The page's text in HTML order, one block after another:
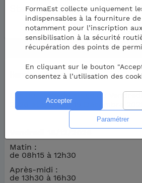
Stage n° :
Horaires de votre stage
Les horaires du stage du
2026 et Samedi 19 Décembre
Matin :
de 08h15 à 12h30
Après-midi :
de 13h30 à 16h30
FormaEst collecte uniquement
indispensables à la fourniture de
notamment pour l’inscription
sensibilisation à la sécurité
récupération des points de
En cliquant sur le bouton
consentez à l’utilisation des